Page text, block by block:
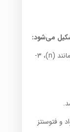
می‌شود:
۱- ضمایم برگ مانند (n)، ۲- محور ساقه مانند (n)، ۳-
و فتوسنتز